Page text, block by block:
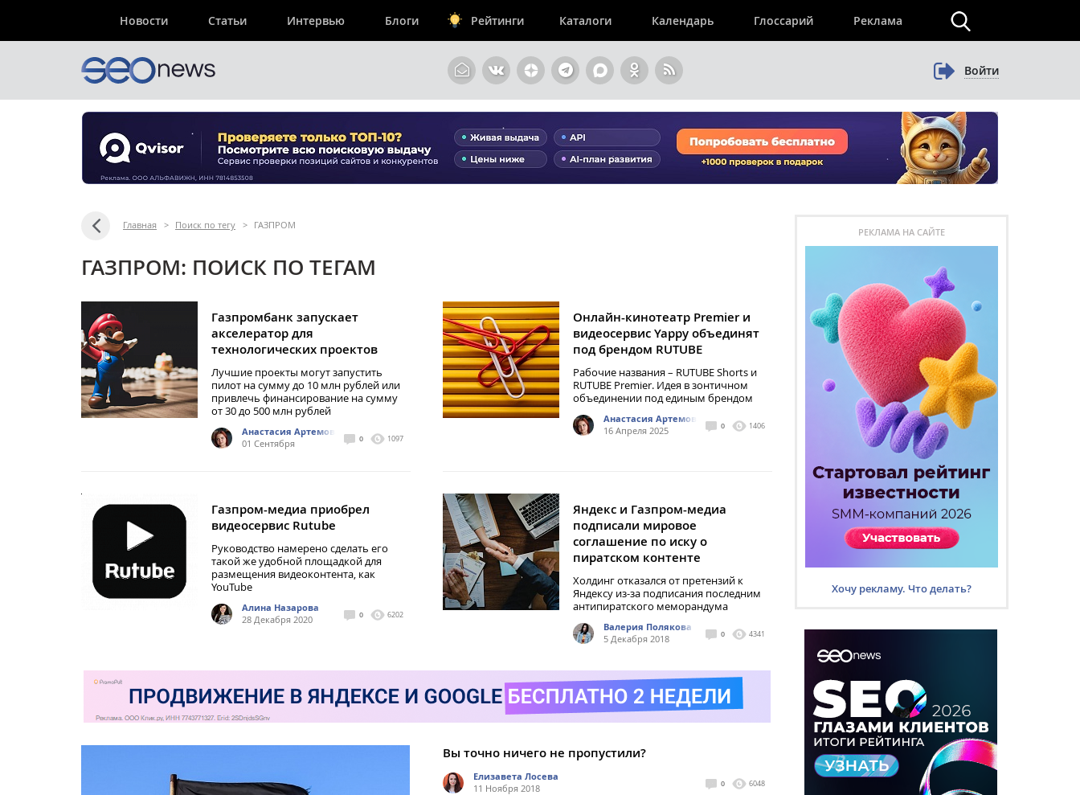
Новости Статьи Интервью Блоги Рейтинги Каталоги Календарь Глоссарий Реклама
Войти
Главная > Поиск по тегу > ГАЗПРОМ
ГАЗПРОМ: ПОИСК ПО ТЕГАМ
Газпромбанк запускает
акселератор для
технологических проектов
Лучшие проекты могут запустить
пилот на сумму до 10 млн рублей или
привлечь финансирование на сумму
от 30 до 500 млн рублей
Анастасия Артемова
01 Сентября
0 1097
Онлайн-кинотеатр Premier и
видеосервис Yappy объединят
под брендом RUTUBE
Рабочие названия – RUTUBE Shorts и
RUTUBE Premier. Идея в зонтичном
объединении под единым брендом
Анастасия Артемова
16 Апреля 2025
0 1406
Газпром-медиа приобрел
видеосервис Rutube
Руководство намерено сделать его
такой же удобной площадкой для
размещения видеоконтента, как
YouTube
Алина Назарова
28 Декабря 2020
0 6202
Яндекс и Газпром-медиа
подписали мировое
соглашение по иску о
пиратском контенте
Холдинг отказался от претензий к
Яндексу из-за подписания последним
антипиратского меморандума
Валерия Полякова
5 Декабря 2018
0 4341
Вы точно ничего не пропустили?
Елизавета Лосева
11 Ноября 2018
0 6048
РЕКЛАМА НА САЙТЕ
Хочу рекламу. Что делать?